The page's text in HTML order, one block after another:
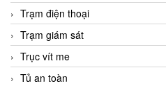
Trạm điện thoại
Trạm giám sát
Trục vít me
Tủ an toàn